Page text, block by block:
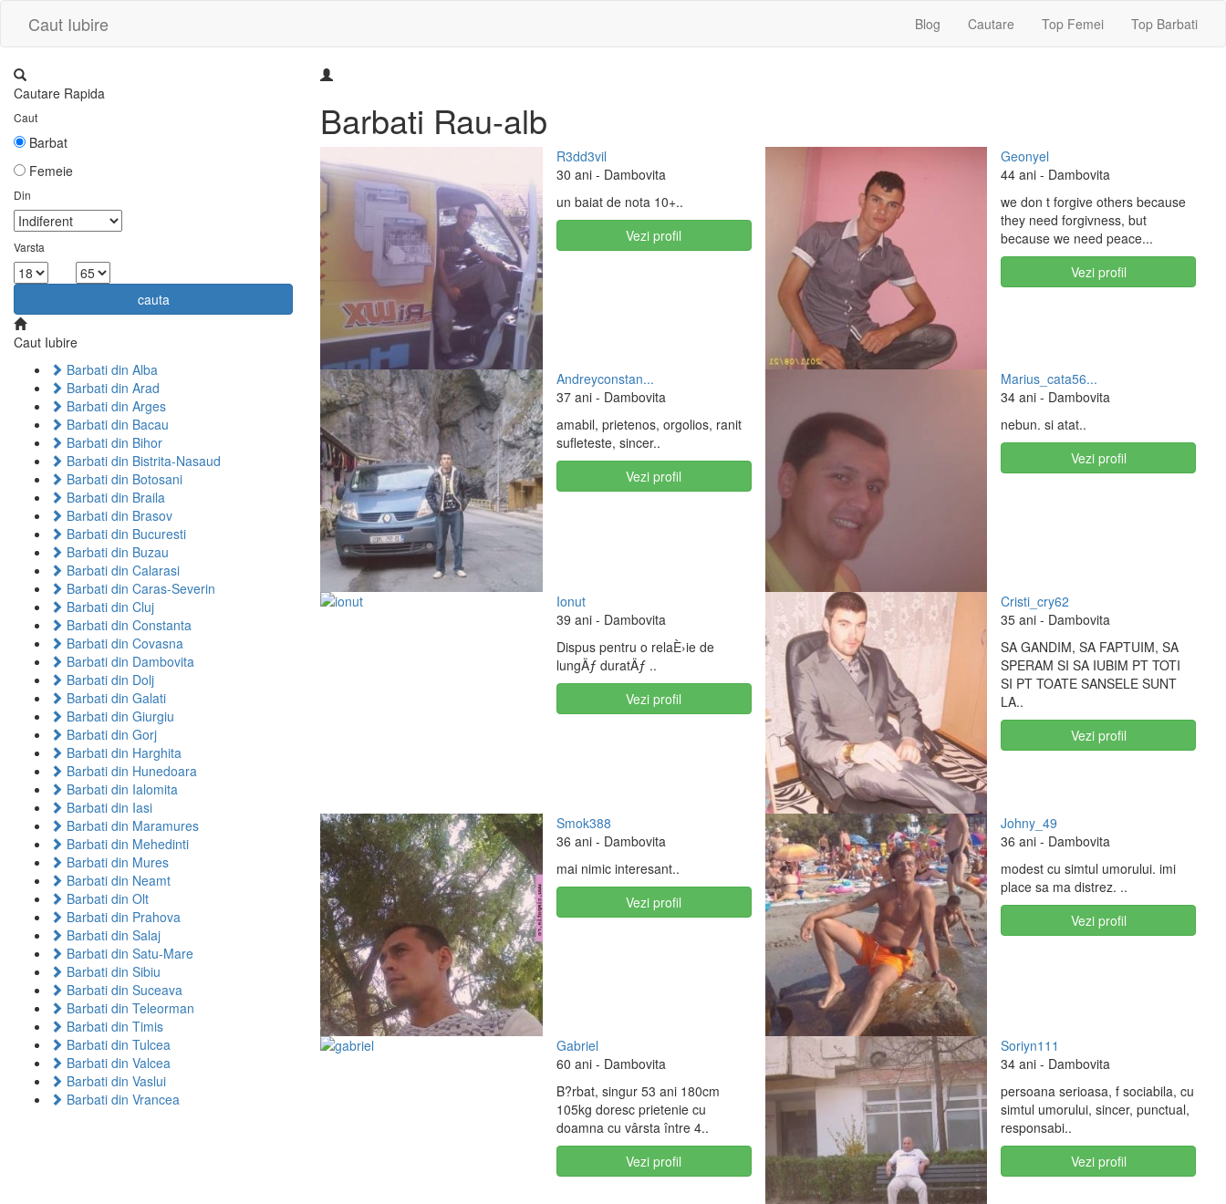
Caut Iubire Blog Cautare Top Femei Top Barbati
Cautare Rapida
Caut
Barbat
Femeie
Din
Varsta
cauta
Caut Iubire
Barbati din Alba
Barbati din Arad
Barbati din Arges
Barbati din Bacau
Barbati din Bihor
Barbati din Bistrita-Nasaud
Barbati din Botosani
Barbati din Braila
Barbati din Brasov
Barbati din Bucuresti
Barbati din Buzau
Barbati din Calarasi
Barbati din Caras-Severin
Barbati din Cluj
Barbati din Constanta
Barbati din Covasna
Barbati din Dambovita
Barbati din Dolj
Barbati din Galati
Barbati din Giurgiu
Barbati din Gorj
Barbati din Harghita
Barbati din Hunedoara
Barbati din Ialomita
Barbati din Iasi
Barbati din Maramures
Barbati din Mehedinti
Barbati din Mures
Barbati din Neamt
Barbati din Olt
Barbati din Prahova
Barbati din Salaj
Barbati din Satu-Mare
Barbati din Sibiu
Barbati din Suceava
Barbati din Teleorman
Barbati din Timis
Barbati din Tulcea
Barbati din Valcea
Barbati din Vaslui
Barbati din Vrancea
Barbati Rau-alb
R3dd3vil
30 ani- Dambovita
un baiat de nota 10+..
Vezi profil
Geonyel
44 ani - Dambovita
we don t forgive others because
they need forgivness, but
because we need peace...
Vezi profil
Andreyconstan...
37 ani- Dambovita
amabil, prietenos, orgolios, ranit
sufleteste, sincer..
Vezi profil
Marius_cata56...
34 ani - Dambovita
nebun. si atat..
Vezi profil
Ionut
39 ani- Dambovita
Dispus pentru o relaÈ›ie de
lungÄƒ duratÄƒ ..
Vezi profil
Cristi_cry62
35 ani - Dambovita
SA GANDIM, SA FAPTUIM, SA
SPERAM SI SA IUBIM PT TOTI
SI PT TOATE SANSELE SUNT
LA..
Vezi profil
Smok388
36 ani- Dambovita
mai nimic interesant..
Vezi profil
Johny_49
36 ani - Dambovita
modest cu simtul umorului. imi
place sa ma distrez. ..
Vezi profil
Gabriel
60 ani- Dambovita
B?rbat, singur 53 ani 180cm
105kg doresc prietenie cu
doamna cu vârsta între 4..
Vezi profil
Soriyn111
34 ani - Dambovita
persoana serioasa, f sociabila, cu
simtul umorului, sincer, punctual,
responsabi..
Vezi profil